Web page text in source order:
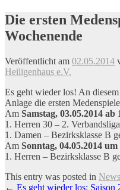
Die ersten
Wochenende
Veröffentlicht am 02.05.2014
Heiligenhaus e.V.
Es geht wieder los! An
Anlage die ersten
Am Samstag, 03.05.2014 ab
1. Herren 30 – 2.
1. Damen – Bezirksklasse B
Am Sonntag, 04.05.2014
1. Herren – Bezirksklasse B
This entry was posted in News
← Es geht wieder los: Saison